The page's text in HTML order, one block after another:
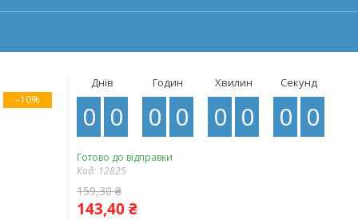
–10%
Днів
0 0
Годин
0 0
Хвилин
0 0
Секунд
0 0
Готово до відправки
Код: 12825
159,30 ₴
143,40 ₴